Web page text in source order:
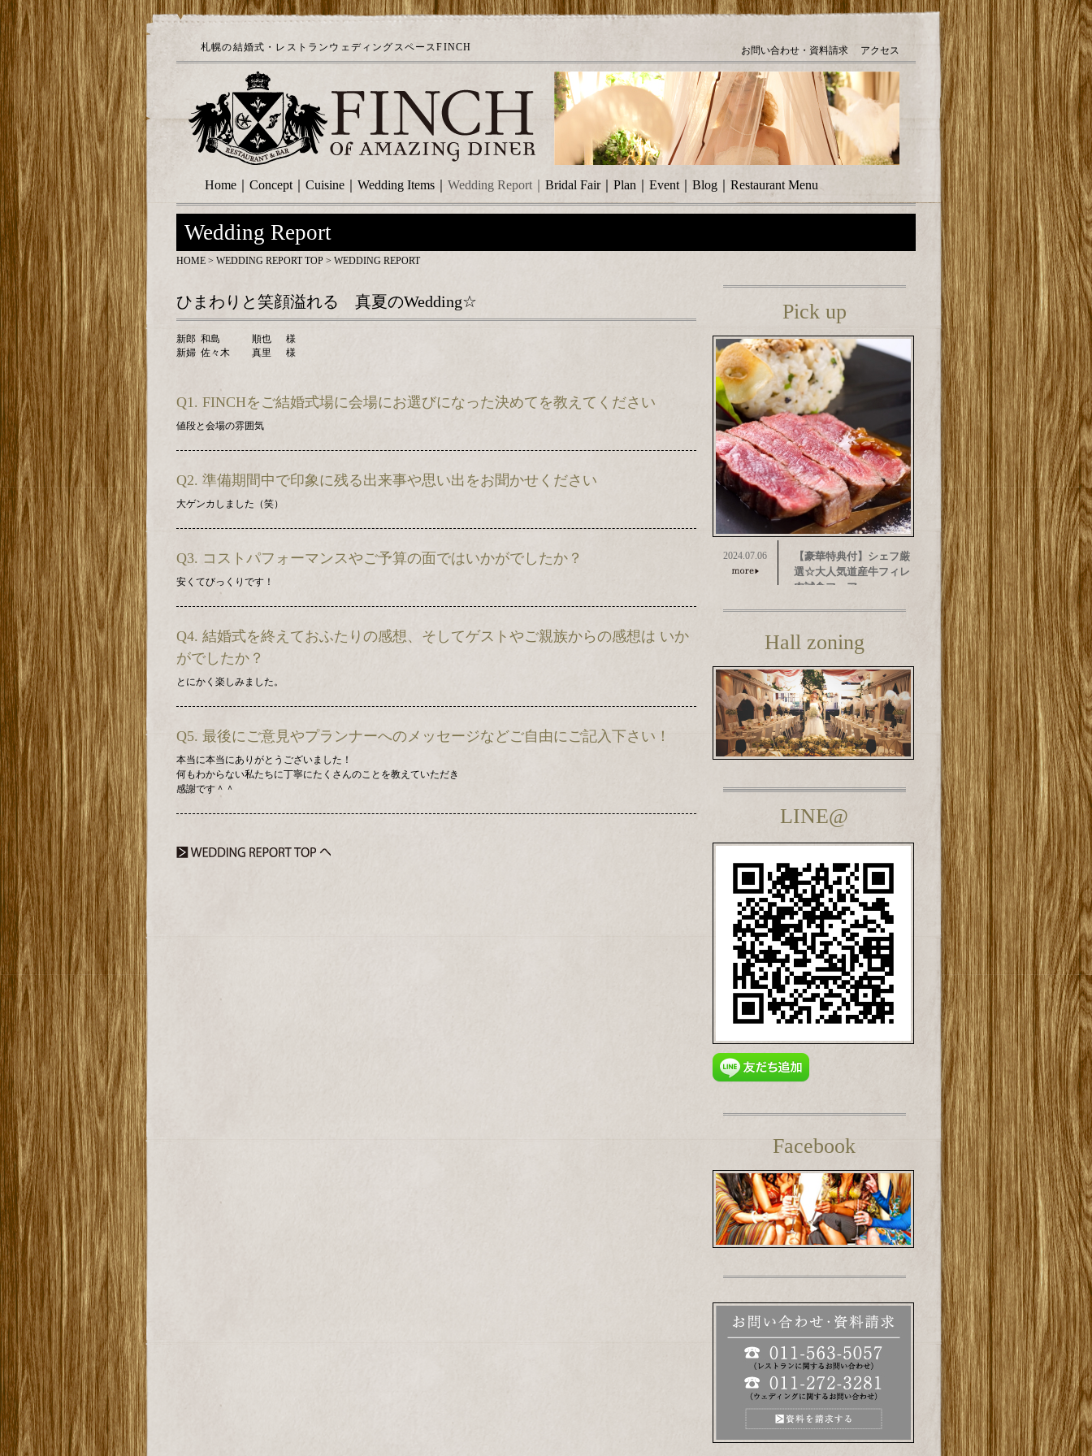
札幌の結婚式・レストランウェディングスペースFINCH お問い合わせ・資料請求 アクセス
Home Concept Cuisine Wedding Items Wedding Report Bridal Fair｜ Plan Event Blog Restaurant Menu
Wedding Report
HOME > WEDDING REPORT TOP > WEDDING REPORT
ひまわりと笑顔溢れる 真夏のWedding☆
新郎 和島 順也
様
新婦 佐々木 真里 様
Q1. FINCHをご結婚式場に会場にお選びになった決めてを教えてください
値段と会場の雰囲気
Q2. 準備期間中で印象に残る出来事や思い出をお聞かせください
大ゲンカしました（笑）
Q3. コストパフォーマンスやご予算の面ではいかがでしたか？
安くてびっくりです！
Q4. 結婚式を終えておふたりの感想、そしてゲストやご親族からの感想は いか
がでしたか？
とにかく楽しみました。
Q5. 最後にご意見やプランナーへのメッセージなどご自由にご記入下さい！
本当に本当にありがとうございました！
何もわからない私たちに丁寧にたくさんのことを教えていただき
感謝です＾＾
Pick up
2024.07.06
【豪華特典付】シェフ厳
選☆大人気道産牛フィレ
肉試食フェア
Hall zoning
LINE@
Facebook